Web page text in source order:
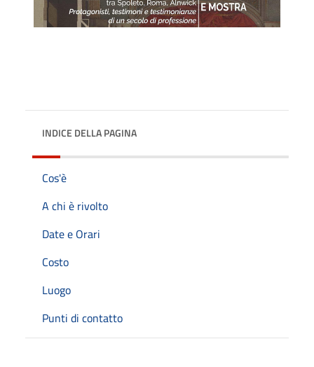
INDICE DELLA PAGINA
Cos'è
A chi è rivolto
Date e Orari
Costo
Luogo
Punti di contatto